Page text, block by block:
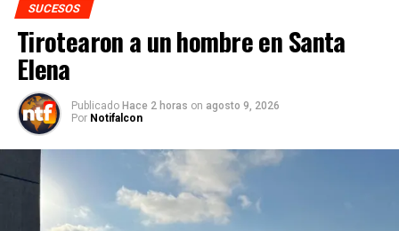
SUCESOS
Tirotearon a un hombre en Santa
Elena
Publicado Hace 2 horas on agosto 9, 2026
Por Notifalcon